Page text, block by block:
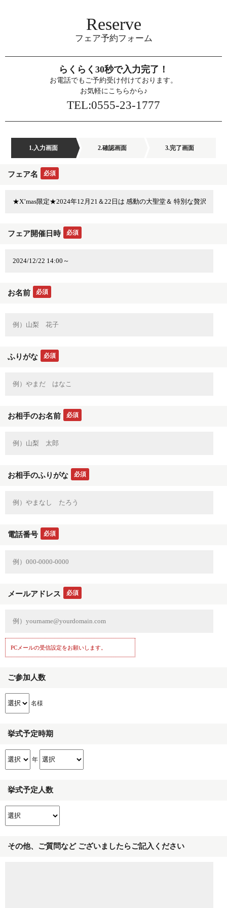
Reserve
フェア予約フォーム
らくらく30秒で入力完了！
お電話でもご予約受け付けております。
お気軽にこちらから♪
TEL:0555-23-1777
1.入力画面 2.確認画面 3.完了画面
フェア名 必須
フェア開催日時 必須
お名前 必須
ふりがな 必須
お相手のお名前 必須
お相手のふりがな 必須
電話番号 必須
メールアドレス 必須
PCメールの受信設定をお願いします。
ご参加人数
名様
挙式予定時期
年
挙式予定人数
その他、ご質問など ございましたらご記入ください